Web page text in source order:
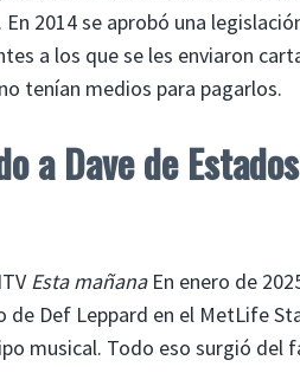
2014 se aprobó una
a los que se les enviaron
tenían medios para pagarlos.
a Dave de
Esta mañanaEn enero de
Def Leppard en el MetLife
musical. Todo eso surgió del